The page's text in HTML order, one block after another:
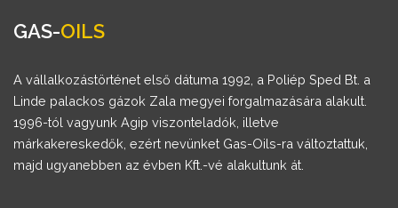
GAS-OILS
A vállalkozástörténet első dátuma 1992, a Poliép Sped Bt. a
Linde palackos gázok Zala megyei forgalmazására alakult.
1996-tól vagyunk Agip viszonteladók, illetve
márkakereskedők, ezért nevünket Gas-Oils-ra változtattuk,
majd ugyanebben az évben Kft.-vé alakultunk át.